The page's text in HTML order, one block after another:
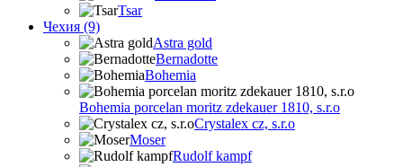
Tsar
Чехия (9)
Astra gold
Bernadotte
Bohemia
Bohemia porcelan moritz zdekauer 1810, s.r.o
Crystalex cz, s.r.o
Moser
Rudolf kampf